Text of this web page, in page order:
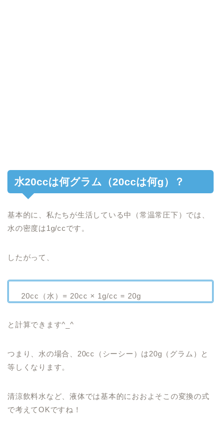
水20ccは何グラム（20ccは何g）？
基本的に、私たちが生活している中（常温常圧下）では、
水の密度は1g/ccです。
したがって、
20cc（水）= 20cc × 1g/cc = 20g
と計算できます^_^
つまり、水の場合、20cc（シーシー）は20g（グラム）と
等しくなります。
清涼飲料水など、液体では基本的におおよそこの変換の式
で考えてOKですね！